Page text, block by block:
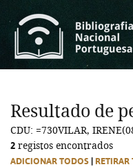
Resultado de
CDU: =730VILAR,
2 registos encontrados
ADICIONAR TODOS RETIRAR